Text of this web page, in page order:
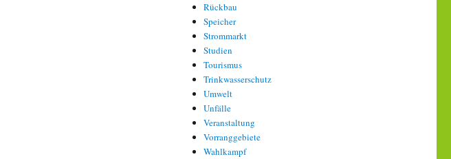
Rückbau
Speicher
Strommarkt
Studien
Tourismus
Trinkwasserschutz
Umwelt
Unfälle
Veranstaltung
Vorranggebiete
Wahlkampf